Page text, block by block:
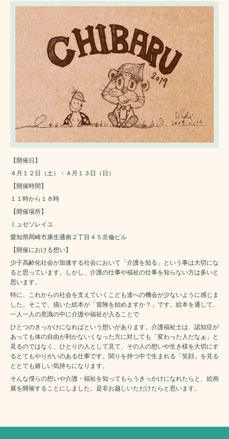
【開催日】
４月１２日（土）・４月１３日（日）
【開催時間】
１１時から１８時
【開催場所】
ミュゼソレイユ
愛知県岡崎市康生通南２丁目４５京倫ビル
【開催における想い】
少子高齢化社会が加速する社会において「介護を知る」という事は大切にな
ると思っています。しかし、介護の仕事や福祉の仕事を知らない方は多いと
思います。
特に、これからの社会を支えていくこども達への機会が少ないように感じま
した。そこで、描いた絵本が「冒険を始めますか？」です。絵本を通して、
一人一人の意識の中に介護や福祉が入ることで
ひとつのきっかけになればという想いがあります。介護福祉士は、認知症が
あっても体の自由が利かないくなった方に対しても「変わった人だなぁ」と
見るのではなく、ひとりの人として見て、その人の想いや生き様を大切にす
るとてもやりがいのある仕事です。関りを持つ中で生まれる「笑顔」を見る
ととても嬉しい気持ちになります。
そんな僕らの想いや介護・福祉を知ってもらうきっかけになれたらと、絵画
展を開催することにしました。是非お越しいただけたらと思います。